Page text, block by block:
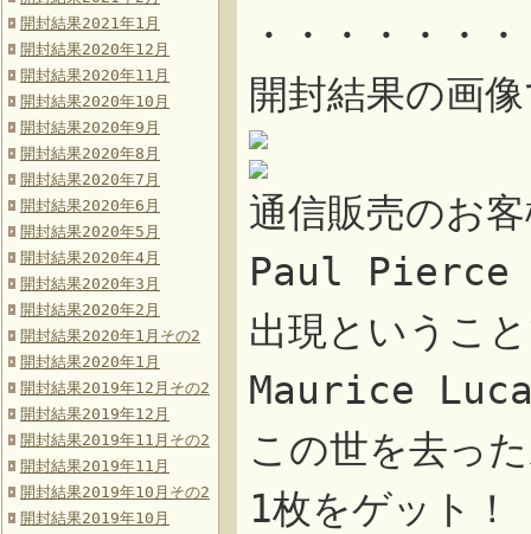
開封結果2021年1月
開封結果2020年12月
開封結果2020年11月
開封結果2020年10月
開封結果2020年9月
開封結果2020年8月
開封結果2020年7月
開封結果2020年6月
開封結果2020年5月
開封結果2020年4月
開封結果2020年3月
開封結果2020年2月
開封結果2020年1月その2
開封結果2020年1月
開封結果2019年12月その2
開封結果2019年12月
開封結果2019年11月その2
開封結果2019年11月
開封結果2019年10月その2
開封結果2019年10月
・・・・・・
開封結果の画
通信販売のお
Paul Pierce
出現というこ
Maurice
この世を去っ
1枚をゲット！